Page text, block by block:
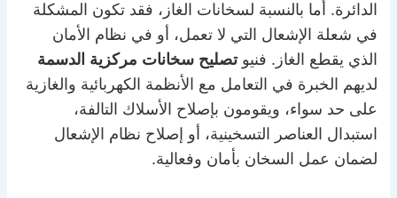
الدائرة. أما بالنسبة لسخانات الغاز، فقد تكون المشكلة
في شعلة الإشعال التي لا تعمل، أو في نظام الأمان
الذي يقطع الغاز. فنيوتصليح سخانات مركزية الدسمة
لديهم الخبرة في التعامل مع الأنظمة الكهربائية والغازية
على حد سواء، ويقومون بإصلاح الأسلاك التالفة،
استبدال العناصر التسخينية، أو إصلاح نظام الإشعال
لضمان عمل السخان بأمان وفعالية.